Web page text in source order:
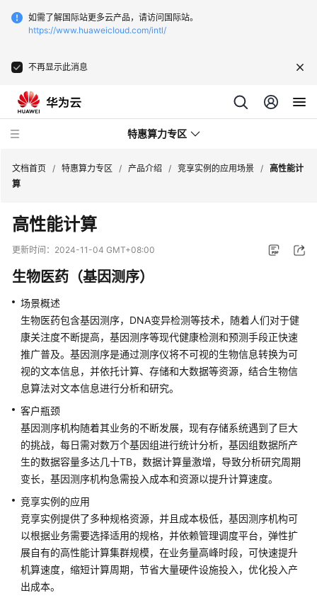
如需了解国际站更多云产品，请访问国际站。
https://www.huaweicloud.com/intl/
不再显示此消息
特惠算力专区
产
品
介
么
是
竞
享
实
例？
竞
享
实
例
的
优
势
享
实
例
文档首页 / 特惠算力专区 / 产品介绍 / 竞享实例的应用场景 / 高性能计
算
高性能计算
更新时间： 2024-11-04 GMT+08:00
生物医药（基因测序）
场景概述
生物医药包含基因测序，DNA变异检测等技术，随着人们对于健
康关注度不断提高，基因测序等现代健康检测和预测手段正快速
推广普及。基因测序是通过测序仪将不可视的生物信息转换为可
视的文本信息，并依托计算、存储和大数据等资源，结合生物信
息算法对文本信息进行分析和研究。
客户瓶颈
基因测序机构随着其业务的不断发展，现有存储系统遇到了巨大
的挑战，每日需对数万个基因组进行统计分析，基因组数据所产
生的数据容量多达几十TB，数据计算量激增，导致分析研究周期
变长，基因测序机构急需投入成本和资源以提升计算速度。
竞享实例的应用
竞享实例提供了多种规格资源，并且成本极低，基因测序机构可
以根据业务需要选择适用的规格，并依赖管理调度平台，弹性扩
展自有的高性能计算集群规模，在业务量高峰时段，可快速提升
机算速度，缩短计算周期，节省大量硬件设施投入，优化投入产
出成本。